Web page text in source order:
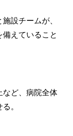
設チームが、
えていること
など、病院全体
。